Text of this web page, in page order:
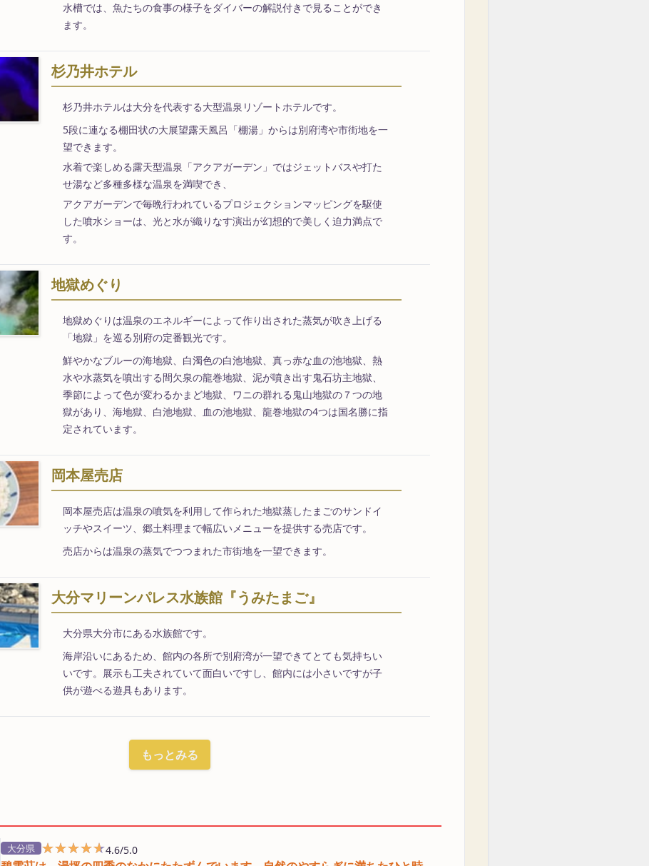
水槽では、魚たちの食事の様子をダイバーの解説付きで見ることができ
ます。
杉乃井ホテル
杉乃井ホテルは大分を代表する大型温泉リゾートホテルです。
5段に連なる棚田状の大展望露天風呂「棚湯」からは別府湾や市街地を一
望できます。
水着で楽しめる露天型温泉「アクアガーデン」ではジェットバスや打た
せ湯など多種多様な温泉を満喫でき、
アクアガーデンで毎晩行われているプロジェクションマッピングを駆使
した噴水ショーは、光と水が織りなす演出が幻想的で美しく迫力満点で
す。
地獄めぐり
地獄めぐりは温泉のエネルギーによって作り出された蒸気が吹き上げる
「地獄」を巡る別府の定番観光です。
鮮やかなブルーの海地獄、白濁色の白池地獄、真っ赤な血の池地獄、熱
水や水蒸気を噴出する間欠泉の龍巻地獄、泥が噴き出す鬼石坊主地獄、
季節によって色が変わるかまど地獄、ワニの群れる鬼山地獄の７つの地
獄があり、海地獄、白池地獄、血の池地獄、龍巻地獄の4つは国名勝に指
定されています。
岡本屋売店
岡本屋売店は温泉の噴気を利用して作られた地獄蒸したまごのサンドイ
ッチやスイーツ、郷土料理まで幅広いメニューを提供する売店です。
売店からは温泉の蒸気でつつまれた市街地を一望できます。
大分マリーンパレス水族館『うみたまご』
大分県大分市にある水族館です。
海岸沿いにあるため、館内の各所で別府湾が一望できてとても気持ちい
いです。展示も工夫されていて面白いですし、館内には小さいですが子
供が遊べる遊具もあります。
もっとみる
大分県 ★★★★★
★★★★★4.6/5.0